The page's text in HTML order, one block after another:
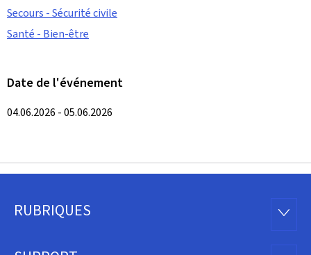
Secours - Sécurité civile
Santé - Bien-être
Date de l'événement
04.06.2026 - 05.06.2026
Pied
RUBRIQUES